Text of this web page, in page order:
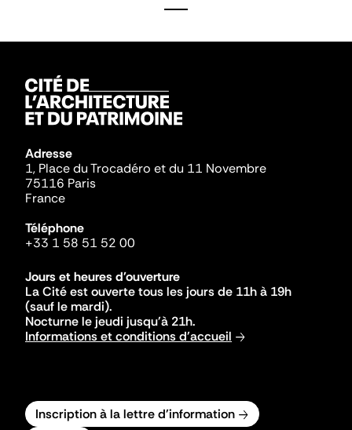
Adresse
1, Place du Trocadéro et du 11 Novembre
75116 Paris
France
Téléphone
+33 1 58 51 52 00
Jours et heures d'ouverture
La Cité est ouverte tous les jours de 11h à 19h
(sauf le mardi).
Nocturne le jeudi jusqu'à 21h.
Informations et conditions d'accueil
Inscription à la lettre d'information